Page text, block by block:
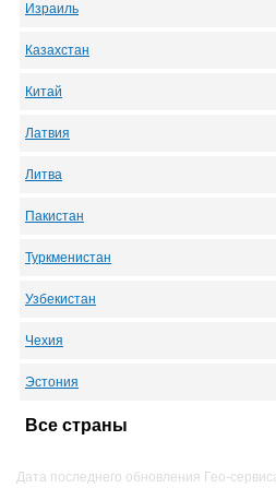
Израиль
Казахстан
Китай
Латвия
Литва
Пакистан
Туркменистан
Узбекистан
Чехия
Эстония
Все страны
Дата последнего обновления Гео-